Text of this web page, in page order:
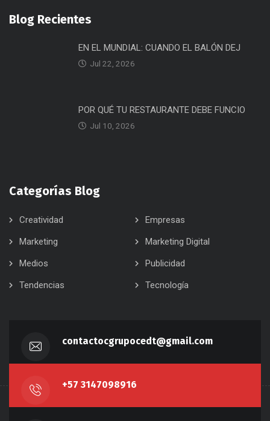
Blog Recientes
EN EL MUNDIAL: CUANDO EL BALÓN DEJ
Jul 22, 2026
POR QUÉ TU RESTAURANTE DEBE FUNCIO
Jul 10, 2026
Categorías Blog
Creatividad
Empresas
Marketing
Marketing Digital
Medios
Publicidad
Tendencias
Tecnología
contactocgrupocedt@gmail.com
+57 3147098916